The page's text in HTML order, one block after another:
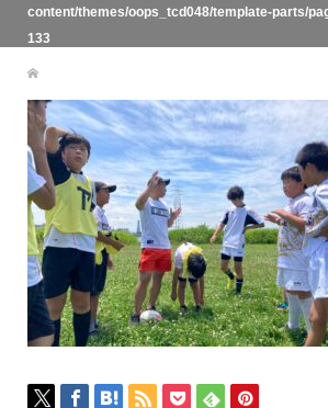
content/themes/oops_tcd048/template-parts/
133